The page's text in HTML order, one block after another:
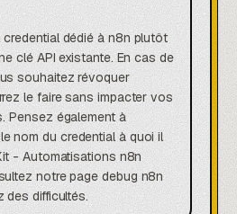
credential dédié à n8n plutôt
clé API existante. En cas de
souhaitez révoquer
le faire sans impacter vos
Pensez également à
nom du credential à quoi il
- Automatisations n8n
notre page debug n8n
des difficultés.